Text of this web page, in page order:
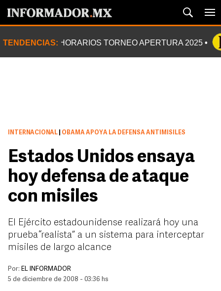
TENDENCIAS: HORARIOS TORNEO APERTURA 2025
INTERNACIONAL OBAMA APOYA LA DEFENSA ANTIMISILES
Estados Unidos ensaya
hoy defensa de ataque
con misiles
El Ejército estadounidense realizará hoy una
prueba “realista” a un sistema para interceptar
misiles de largo alcance
Por: EL INFORMADOR
5 de diciembre de 2008 - 03:36 hs